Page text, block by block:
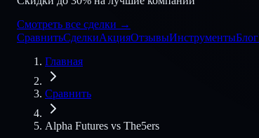
Смотреть все сделки →
СравнитьСделкиАкцияОтзывыИнструментыБлог
Главная
Сравнить
Alpha Futures vs The5ers